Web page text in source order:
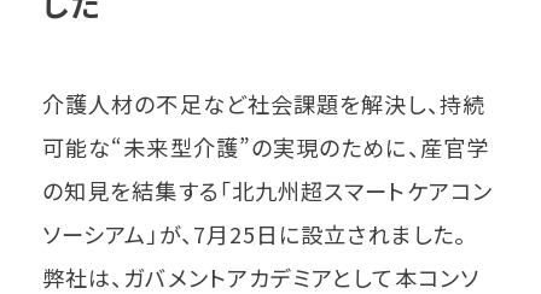
介護人材の不足など社会課題を解決し、持続
可能な“未来型介護”の実現のために、産官学
の知見を結集する「北九州超スマートケアコン
ソーシアム」が、7月25日に設立されました。
弊社は、ガバメントアカデミアとして本コンソ